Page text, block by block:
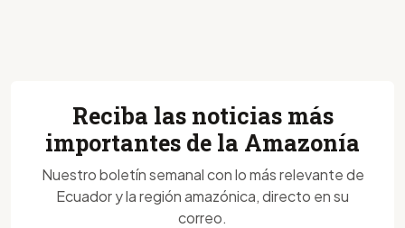
Reciba las noticias más
importantes de la Amazonía
Nuestro boletín semanal con lo más relevante de
Ecuador y la región amazónica, directo en su
correo.